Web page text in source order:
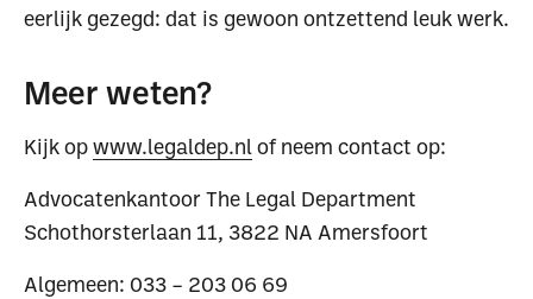
eerlijk gezegd: dat is gewoon ontzettend leuk werk.
Meer weten?
Kijk opwww.legaldep.nlof neem contact op:
Advocatenkantoor The Legal Department
Schothorsterlaan 11, 3822 NA Amersfoort
Algemeen: 033 – 203 06 69